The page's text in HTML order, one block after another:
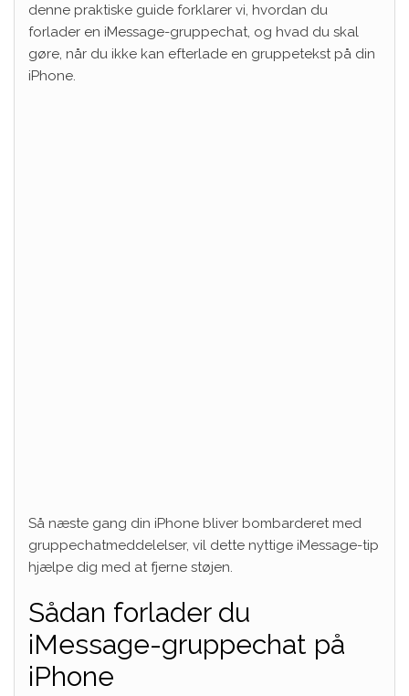
denne praktiske guide forklarer vi, hvordan du
forlader en iMessage-gruppechat, og hvad du skal
gøre, når du ikke kan efterlade en gruppetekst på din
iPhone.
Så næste gang din iPhone bliver bombarderet med
gruppechatmeddelelser, vil dette nyttige iMessage-tip
hjælpe dig med at fjerne støjen.
Sådan forlader du
iMessage-gruppechat på
iPhone